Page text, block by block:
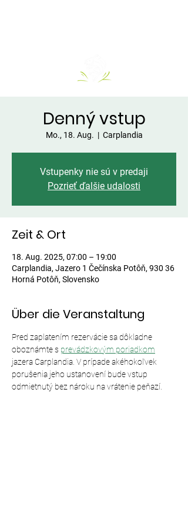
Denný vstup
Mo., 18. Aug.
  |
Carplandia
Vstupenky nie sú v predaji
Pozrieť ďalšie udalosti
Zeit & Ort
18. Aug. 2025, 07:00 – 19:00
Carplandia, Jazero 1 Čečínska Potôň, 930 36
Horná Potôň, Slovensko
Über die Veranstaltung
Pred zaplatením rezervácie sa dôkladne
oboznámte s prevádzkovým poriadkom
jazera Carplandia. V prípade akéhokoľvek
porušenia jeho ustanovení bude vstup
odmietnutý bez nároku na vrátenie peňazí.